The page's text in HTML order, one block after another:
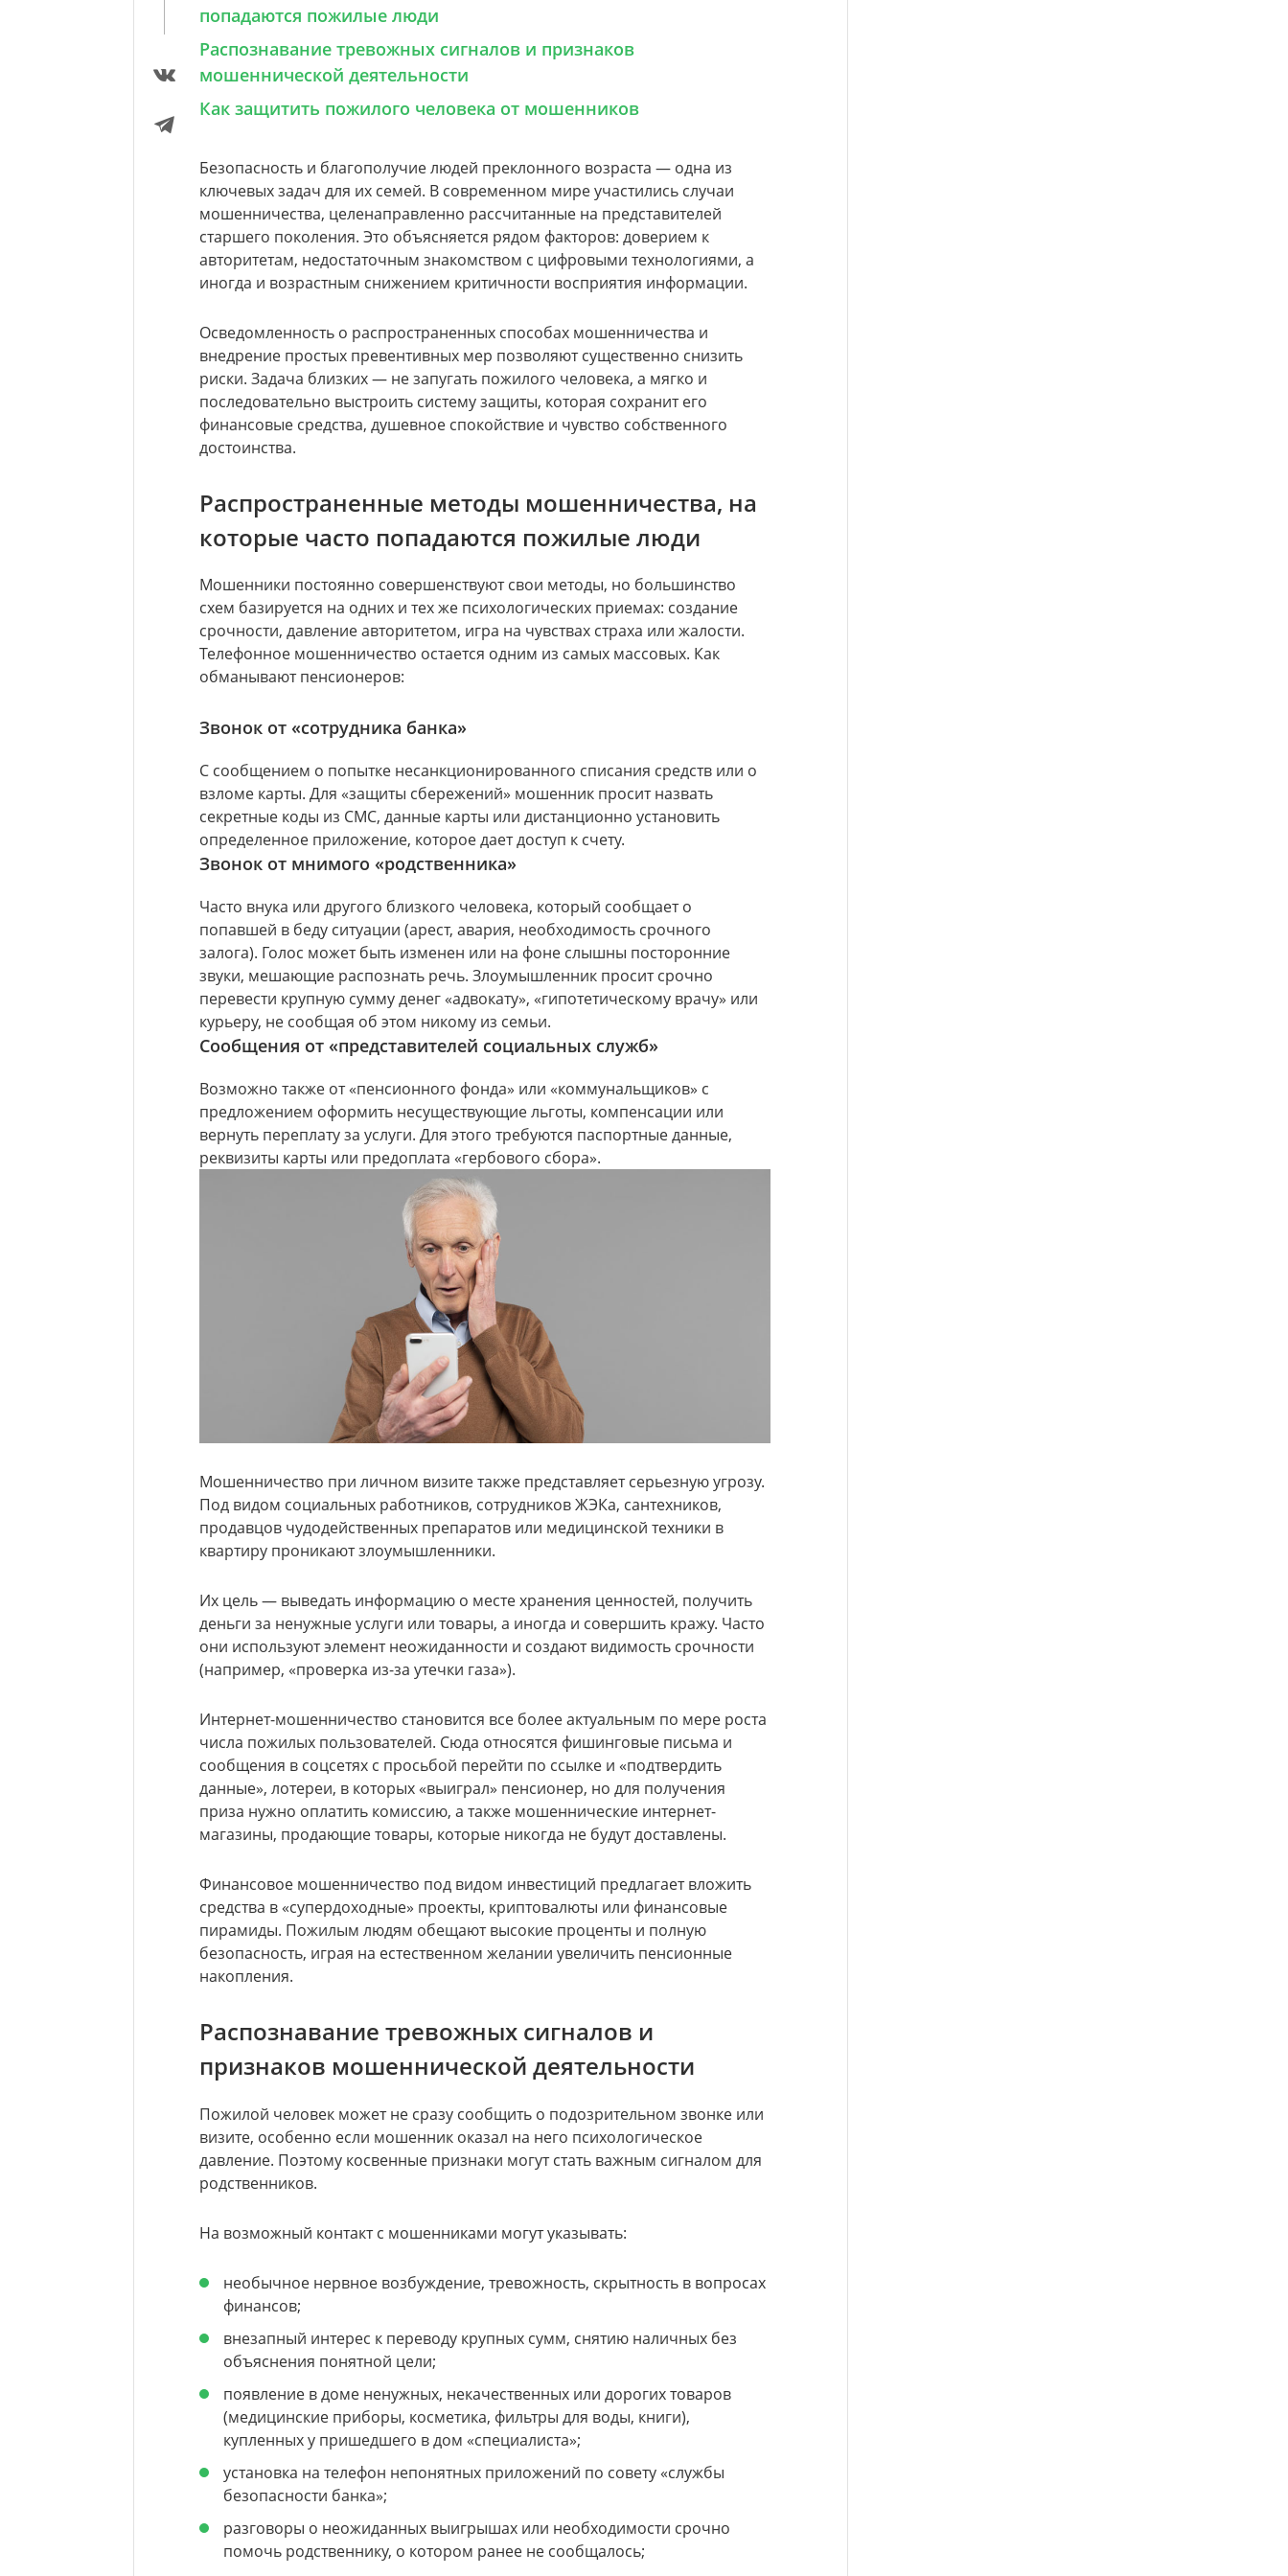
попадаются пожилые люди
Распознавание тревожных сигналов и признаков
мошеннической деятельности
Как защитить пожилого человека от мошенников
Безопасность и благополучие людей преклонного возраста — одна из
ключевых задач для их семей. В современном мире участились случаи
мошенничества, целенаправленно рассчитанные на представителей
старшего поколения. Это объясняется рядом факторов: доверием к
авторитетам, недостаточным знакомством с цифровыми технологиями, а
иногда и возрастным снижением критичности восприятия информации.
Осведомленность о распространенных способах мошенничества и
внедрение простых превентивных мер позволяют существенно снизить
риски. Задача близких — не запугать пожилого человека, а мягко и
последовательно выстроить систему защиты, которая сохранит его
финансовые средства, душевное спокойствие и чувство собственного
достоинства.
Распространенные методы мошенничества, на
которые часто попадаются пожилые люди
Мошенники постоянно совершенствуют свои методы, но большинство
схем базируется на одних и тех же психологических приемах: создание
срочности, давление авторитетом, игра на чувствах страха или жалости.
Телефонное мошенничество остается одним из самых массовых. Как
обманывают пенсионеров:
Звонок от «сотрудника банка»
С сообщением о попытке несанкционированного списания средств или о
взломе карты. Для «защиты сбережений» мошенник просит назвать
секретные коды из СМС, данные карты или дистанционно установить
определенное приложение, которое дает доступ к счету.
Звонок от мнимого «родственника»
Часто внука или другого близкого человека, который сообщает о
попавшей в беду ситуации (арест, авария, необходимость срочного
залога). Голос может быть изменен или на фоне слышны посторонние
звуки, мешающие распознать речь. Злоумышленник просит срочно
перевести крупную сумму денег «адвокату», «гипотетическому врачу» или
курьеру, не сообщая об этом никому из семьи.
Сообщения от «представителей социальных служб»
Возможно также от «пенсионного фонда» или «коммунальщиков» с
предложением оформить несуществующие льготы, компенсации или
вернуть переплату за услуги. Для этого требуются паспортные данные,
реквизиты карты или предоплата «гербового сбора».
Мошенничество при личном визите также представляет серьезную угрозу.
Под видом социальных работников, сотрудников ЖЭКа, сантехников,
продавцов чудодейственных препаратов или медицинской техники в
квартиру проникают злоумышленники.
Их цель — выведать информацию о месте хранения ценностей, получить
деньги за ненужные услуги или товары, а иногда и совершить кражу. Часто
они используют элемент неожиданности и создают видимость срочности
(например, «проверка из-за утечки газа»).
Интернет-мошенничество становится все более актуальным по мере роста
числа пожилых пользователей. Сюда относятся фишинговые письма и
сообщения в соцсетях с просьбой перейти по ссылке и «подтвердить
данные», лотереи, в которых «выиграл» пенсионер, но для получения
приза нужно оплатить комиссию, а также мошеннические интернет-
магазины, продающие товары, которые никогда не будут доставлены.
Финансовое мошенничество под видом инвестиций предлагает вложить
средства в «супердоходные» проекты, криптовалюты или финансовые
пирамиды. Пожилым людям обещают высокие проценты и полную
безопасность, играя на естественном желании увеличить пенсионные
накопления.
Распознавание тревожных сигналов и
признаков мошеннической деятельности
Пожилой человек может не сразу сообщить о подозрительном звонке или
визите, особенно если мошенник оказал на него психологическое
давление. Поэтому косвенные признаки могут стать важным сигналом для
родственников.
На возможный контакт с мошенниками могут указывать:
необычное нервное возбуждение, тревожность, скрытность в вопросах
финансов;
внезапный интерес к переводу крупных сумм, снятию наличных без
объяснения понятной цели;
появление в доме ненужных, некачественных или дорогих товаров
(медицинские приборы, косметика, фильтры для воды, книги),
купленных у пришедшего в дом «специалиста»;
установка на телефон непонятных приложений по совету «службы
безопасности банка»;
разговоры о неожиданных выигрышах или необходимости срочно
помочь родственнику, о котором ранее не сообщалось;